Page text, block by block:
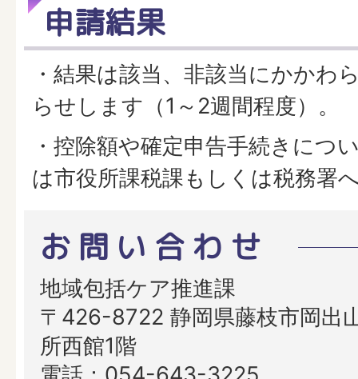
申請結果
・結果は該当、非該当にかかわ
らせします（1～2週間程度）。
・控除額や確定申告手続きにつ
は市役所課税課もしくは税務署
お問い合わせ
地域包括ケア推進課
〒426-8722 静岡県藤枝市岡出
所西館1階